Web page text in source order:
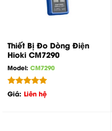
Thiết Bị Đo Dòng Điện
Hioki CM7290
Model: CM7290
Được xếp
Giá: Liên hệ